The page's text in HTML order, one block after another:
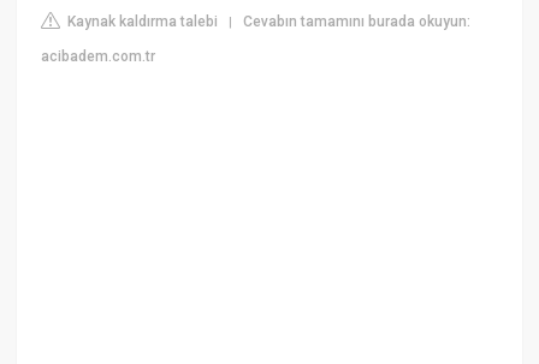
Kaynak kaldırma talebi |Cevabın tamamını burada okuyun:
acibadem.com.tr